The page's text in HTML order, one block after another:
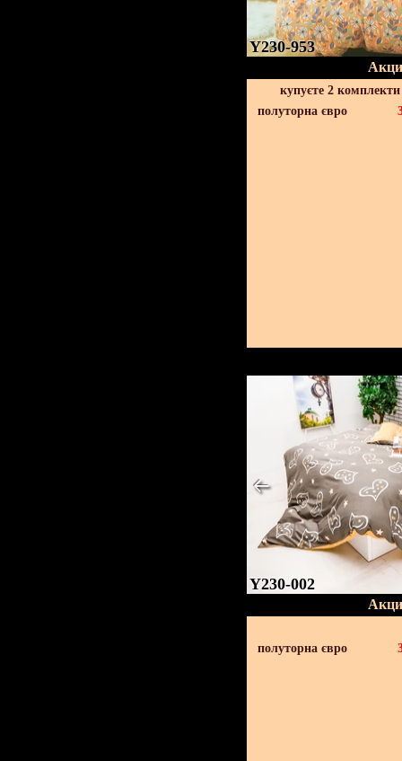
Y230-953
купуєте 2
полуторна євро
Y230-002
полуторна євро